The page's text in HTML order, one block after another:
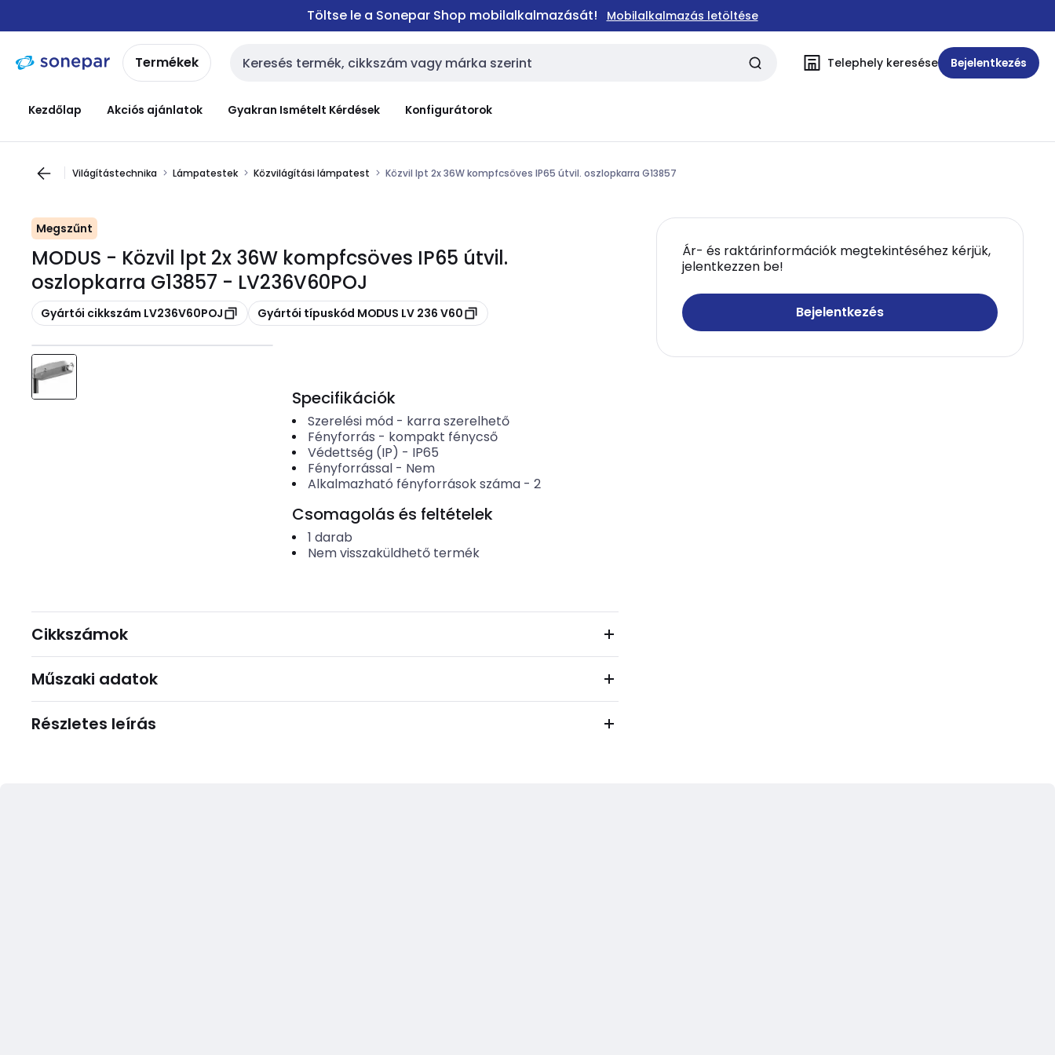
navigációhoztartalomra
Töltse le a Sonepar Shop mobilalkalmazását! Mobilalkalmazás letöltése
Termékek Keresési bemenet Telephely keresése Bejelentkezés
Kezdőlap Akciós ajánlatok Gyakran Ismételt Kérdések Konfigurátorok
Világítástechnika Lámpatestek Közvilágítási lámpatest Közvil lpt 2x 36W kompfcsöves IP65 útvil. oszlopkarra G13857
Megszűnt
MODUS - Közvil lpt 2x 36W kompfcsöves IP65 útvil.
oszlopkarra G13857 - LV236V60POJ
Másolás
Gyártói cikkszám LV236V60POJ Másolás
Gyártói típuskód MODUS LV 236 V60
Ár- és raktárinformációk megtekintéséhez kérjük,
jelentkezzen be!
Bejelentkezés
Specifikációk
Szerelési mód- karra szerelhető
Fényforrás - kompakt fénycső
Védettség (IP) - IP65
Fényforrással- Nem
Alkalmazható fényforrások száma- 2
Csomagolás és feltételek
1 darab
Nem visszaküldhető termék
Cikkszámok
Műszaki adatok
Részletes leírás